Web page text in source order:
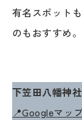
有名スポット
のもおすすめ。
下笠田八幡神社
📍Googleマッ